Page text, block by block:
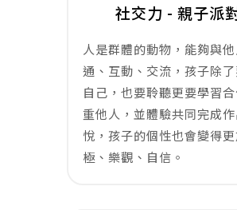
社交力 - 親子派
人是群體的動物，能夠與
通、互動、交流，孩子除
自己，也要聆聽更要學習
重他人，並體驗共同完成
悅，孩子的個性也會變得
極、樂觀、自信。